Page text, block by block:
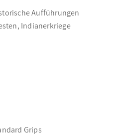
Aufführungen
Indianerkriege
Grips